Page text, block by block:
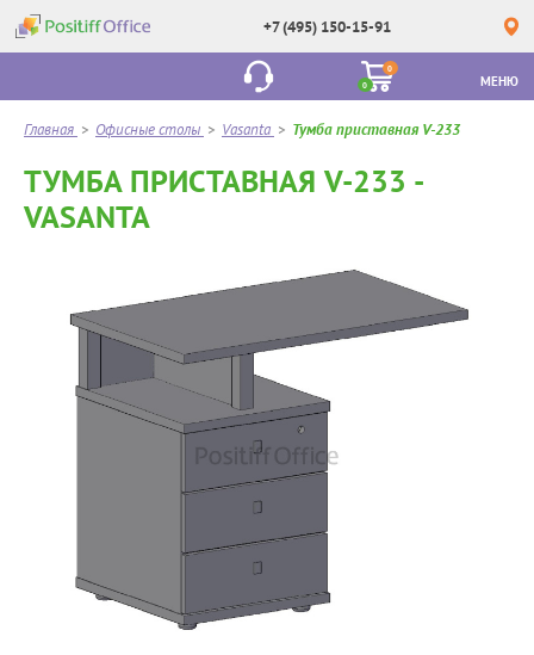
+7 (495) 150-15-91
0
0
МЕНЮ
Главная > Офисные столы > Vasanta > Тумба приставная V-233
ТУМБА ПРИСТАВНАЯ V-233 -
VASANTA